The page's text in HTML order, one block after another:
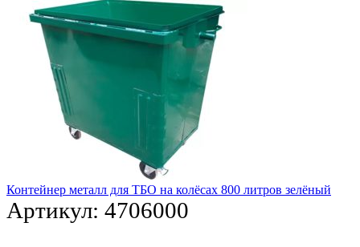
Контейнер металл для ТБО на колёсах 800 литров зелёный
Артикул: 4706000